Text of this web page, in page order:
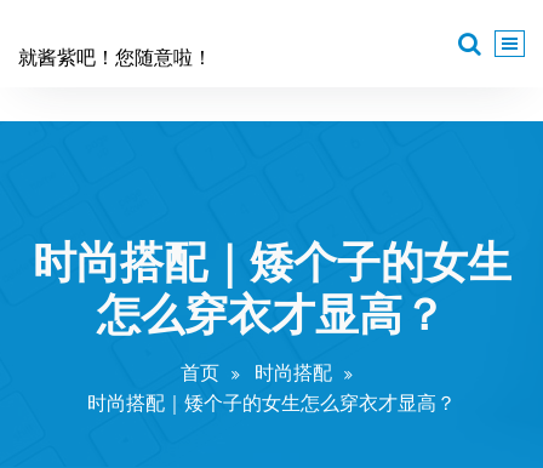
就酱紫吧！您随意啦！
时尚搭配｜矮个子的女生
怎么穿衣才显高？
首页
时尚搭配
时尚搭配｜矮个子的女生怎么穿衣才显高？